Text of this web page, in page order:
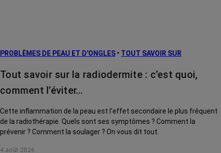
PROBLÈMES DE PEAU ET D'ONGLES • TOUT SAVOIR SUR
Tout savoir sur la radiodermite : c’est quoi,
comment l’éviter…
Cette inflammation de la peau est l’effet secondaire le plus fréquent
de la radiothérapie. Quels sont ses symptômes ? Comment la
prévenir ? Comment la soulager ? On vous dit tout.
4 août 2026